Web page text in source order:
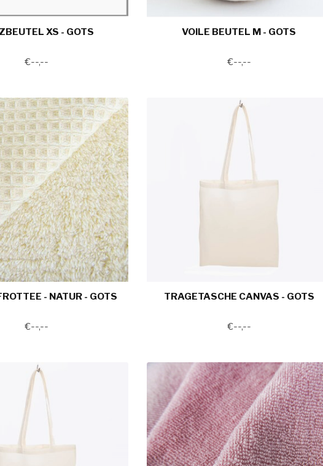
XS - GOTS
€--,--
VOILE BEUTEL M - GOTS
€--,--
- NATUR - GOTS
€--,--
TRAGETASCHE CANVAS - GOTS
€--,--